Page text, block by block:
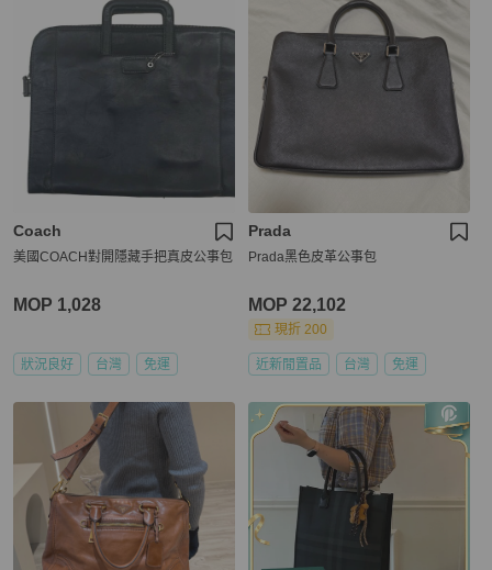
Coach
美國COACH對開隱藏手把真皮公事包
MOP 1,028
狀況良好 台灣 免運
Prada
Prada黑色皮革公事包
MOP 22,102
現折 200
近新閒置品 台灣 免運